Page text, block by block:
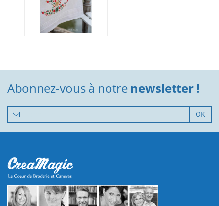
Abonnez-vous à notre newsletter !
OK